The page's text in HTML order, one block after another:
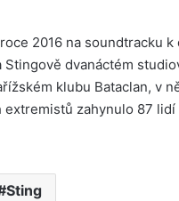
2016 na soundtracku
dvanáctém
klubu Bataclan, v
zahynulo 87
Sting